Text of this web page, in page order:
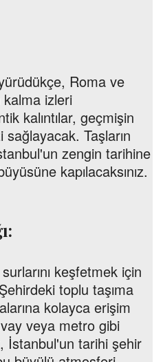
Roma ve
izleri
kalıntılar, geçmişin
Taşların
zengin tarihine
kapılacaksınız.
keşfetmek için
toplu taşıma
kolayca erişim
veya metro gibi
İstanbul'un tarihi şehir